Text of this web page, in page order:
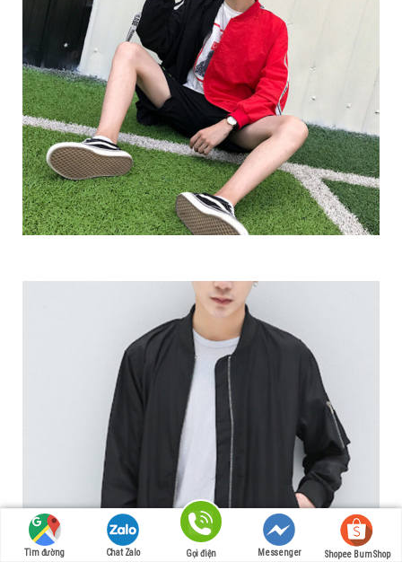
Tìm đường Chat Zalo Gọi điện Messenger Shopee Bum Shop